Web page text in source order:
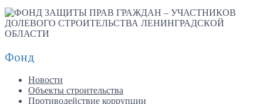
Фонд
Новости
Объекты строительства
Противодействие коррупции